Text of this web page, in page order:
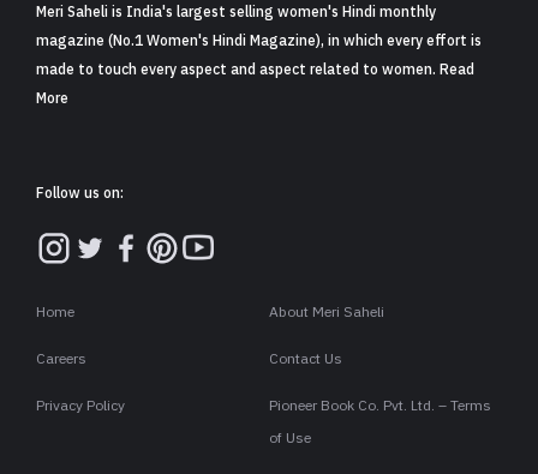
Meri Saheli is India's largest selling women's Hindi monthly
magazine (No.1 Women's Hindi Magazine), in which every effort is
made to touch every aspect and aspect related to women. Read
More
Follow us on:
Home About Meri Saheli
Careers Contact Us
Privacy Policy
Pioneer Book Co. Pvt. Ltd. – Terms
of Use